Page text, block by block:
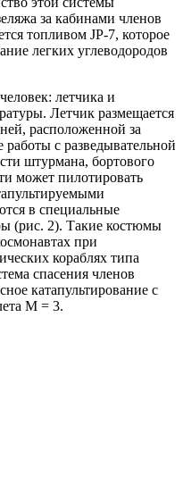
за кабинами членов
топливом JP-7, которое
легких углеводородов
летчика и
Летчик размещается
расположенной за
с разведывательной
штурмана, бортового
может пилотировать
в специальные
(рис. 2). Такие костюмы
при
кораблях типа
спасения членов
катапультирование с
М = 3.